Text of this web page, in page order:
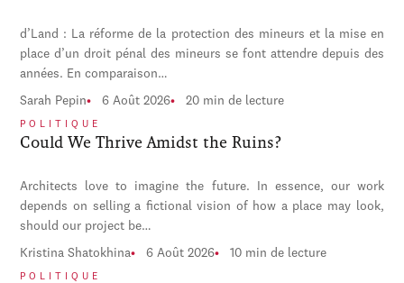
d’Land : La réforme de la protection des mineurs et la mise en
place d’un droit pénal des mineurs se font attendre depuis des
années. En comparaison…
Sarah Pepin 6 Août 2026 20 min de lecture
POLITIQUE
Could We Thrive Amidst the Ruins?
Architects love to imagine the future. In essence, our work
depends on selling a fictional vision of how a place may look,
should our project be…
Kristina Shatokhina 6 Août 2026 10 min de lecture
POLITIQUE